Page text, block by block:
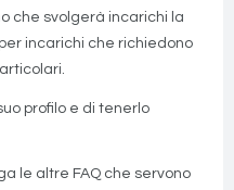
che svolgerà incarichi la
incarichi che richiedono
profilo e di tenerlo
le altre FAQ che servono